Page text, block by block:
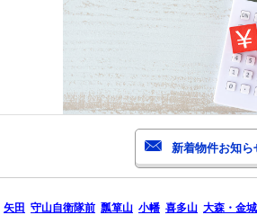
矢田 守山自衛隊前 瓢箪山 小幡 喜多山 大森・金